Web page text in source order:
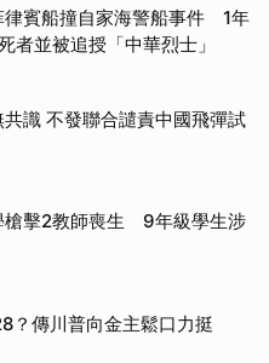
律賓船撞自家海警船事件 1年
者並被追授「中華烈士」
識 不發聯合譴責中國飛彈試
槍擊2教師喪生 9年級學生涉
？傳川普向金主鬆口力挺